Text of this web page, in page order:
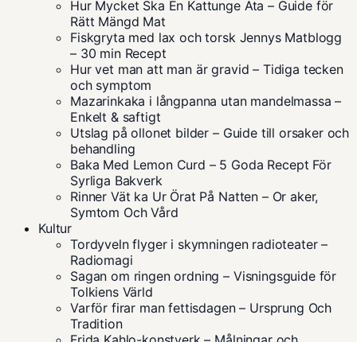
Hur Mycket Ska En Kattunge Äta – Guide för
Rätt Mängd Mat
Fiskgryta med lax och torsk Jennys Matblogg
– 30 min Recept
Hur vet man att man är gravid – Tidiga tecken
och symptom
Mazarinkaka i långpanna utan mandelmassa –
Enkelt & saftigt
Utslag på ollonet bilder – Guide till orsaker och
behandling
Baka Med Lemon Curd – 5 Goda Recept För
Syrliga Bakverk
Rinner Vät ka Ur Örat På Natten – Or aker,
Symtom Och Vård
Kultur
Tordyveln flyger i skymningen radioteater –
Radiomagi
Sagan om ringen ordning – Visningsguide för
Tolkiens Värld
Varför firar man fettisdagen – Ursprung Och
Tradition